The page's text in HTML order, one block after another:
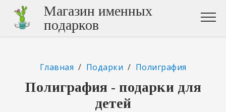
Магазин именных
подарков
Главная / Подарки / Полиграфия
Полиграфия - подарки для
детей